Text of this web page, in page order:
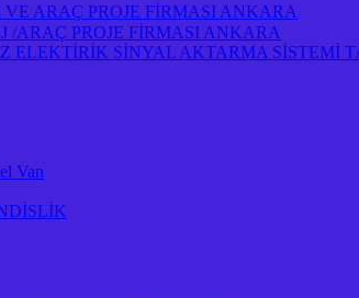
ARAÇ PROJE FİRMASI ANKARA
/ARAÇ PROJE FİRMASI ANKARA
SİNYAL AKTARMA SİSTEMİ
Van